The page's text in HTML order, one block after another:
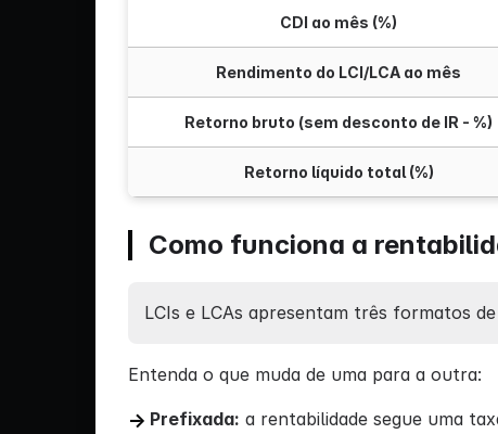
CDI ao mês (%)
Rendimento do LCI/LCA ao mês
Retorno bruto (sem desconto de IR - %)
Retorno líquido total (%)
Como funciona a
LCIs e LCAs apresentam três formatos
Entenda o que muda de uma para a outra:
Prefixada: a rentabilidade segue uma